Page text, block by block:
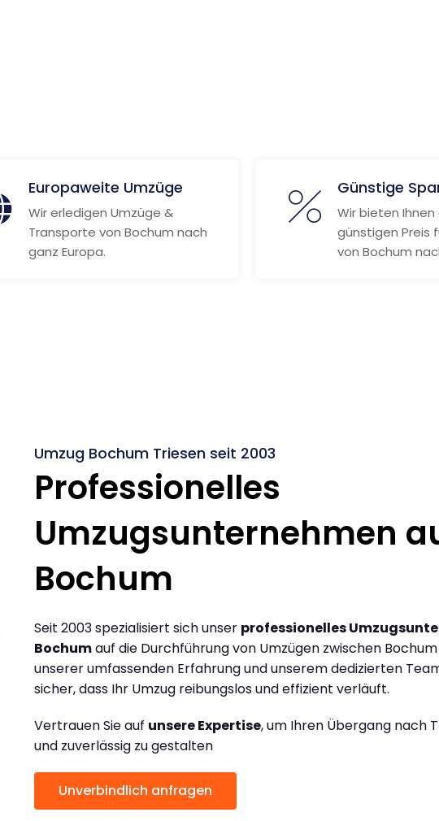
Europaweite Umzüge
Wir erledigen Umzüge &
Transporte von Bochum nach
ganz Europa.
Günstige
Wir bieten
günstigen Preis
von Bochum
Umzug Bochum Triesen seit 2003
Professionelles
Umzugsunternehmen
Bochum
Seit 2003 spezialisiert sich unser professionelles
Bochumauf die Durchführung von Umzügen zwischen
unserer umfassenden Erfahrung und unserem dedizierten
sicher, dass Ihr Umzug reibungslos und effizient verläuft.
Vertrauen Sie auf unsere Expertise, um Ihren Übergang nach
und zuverlässig zu gestalten
Unverbindlich anfragen